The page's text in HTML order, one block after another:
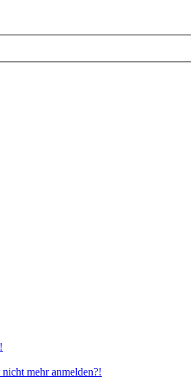
mehr anmelden?!